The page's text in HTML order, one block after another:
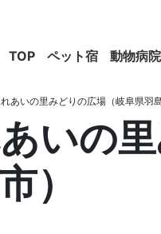
TOP ペット宿 動物病院
あいの里みどりの広場（岐阜県羽島
いの
）